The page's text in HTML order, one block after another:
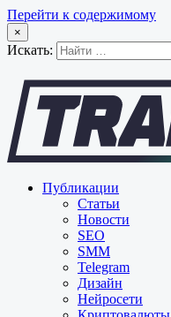
Перейти к содержимому
×
Искать:
Публикации
Статьи
Новости
SEO
SMM
Telegram
Дизайн
Нейросети